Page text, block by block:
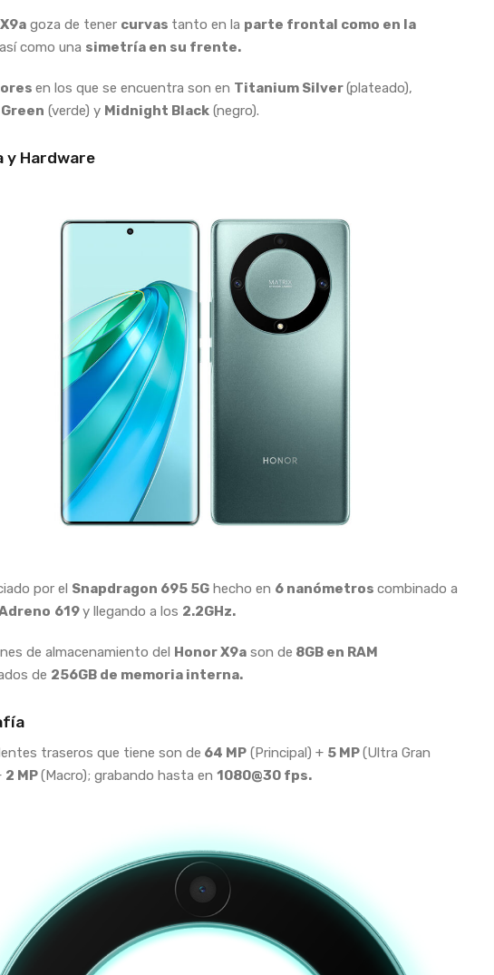
goza de tener curvas tanto en la parte frontal como en la
así como una simetría en su frente.
en los que se encuentra son en Titanium Silver(plateado),
(verde) y Midnight Black (negro).
y Hardware
por el Snapdragon 695 5G hecho en 6 nanómetros combinado a
619y llegando a los 2.2GHz.
de almacenamiento del Honor X9a son de 8GB en RAM
de 256GB de memoria interna.
traseros que tiene son de 64 MP (Principal) + 5 MP(Ultra Gran
2 MP(Macro); grabando hasta en 1080@30 fps.